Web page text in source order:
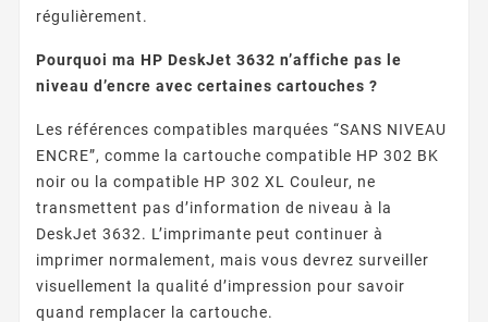
régulièrement.
Pourquoi ma HP DeskJet 3632 n’affiche pas le
niveau d’encre avec certaines cartouches ?
Les références compatibles marquées “SANS NIVEAU
ENCRE”, comme la cartouche compatible HP 302 BK
noir ou la compatible HP 302 XL Couleur, ne
transmettent pas d’information de niveau à la
DeskJet 3632. L’imprimante peut continuer à
imprimer normalement, mais vous devrez surveiller
visuellement la qualité d’impression pour savoir
quand remplacer la cartouche.